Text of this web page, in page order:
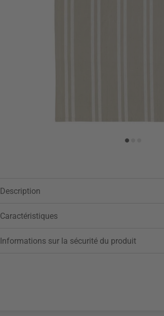
Description
Caractéristiques
Informations sur la sécurité du produit